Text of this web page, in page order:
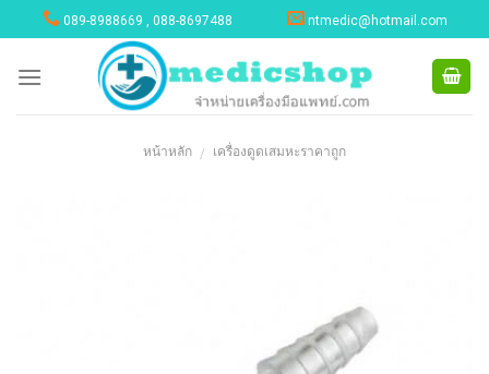
to
content
089-8988669 , 088-8697488 ntmedic@hotmail.com
หน้าหลัก / เครื่องดูดเสมหะราคาถูก